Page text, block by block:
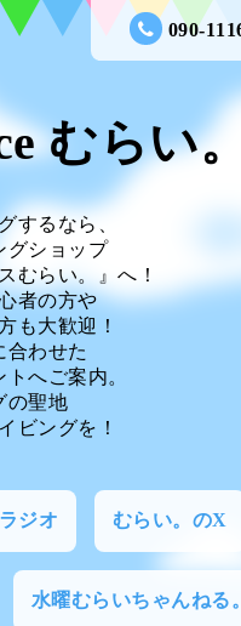
090-
むらい。
するなら、
グショップ
むらい。』へ！
者の方や
も大歓迎！
合わせた
へご案内。
の聖地
ビングを！
ジオ むらい。のX
水曜むらいちゃんねる。